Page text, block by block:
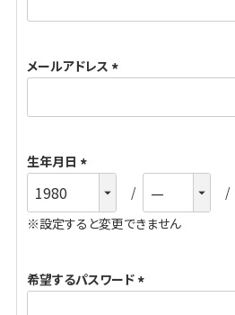
必
)
メールアドレス
必
生年月日
必
須
※設定すると変更できません
希望するパスワード